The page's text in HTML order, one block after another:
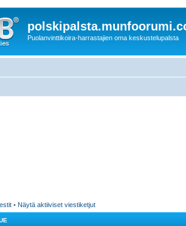
Puolanvinttikoira-harrastajien oma keskustelupalsta
• Näytä aktiiviset viestiketjut